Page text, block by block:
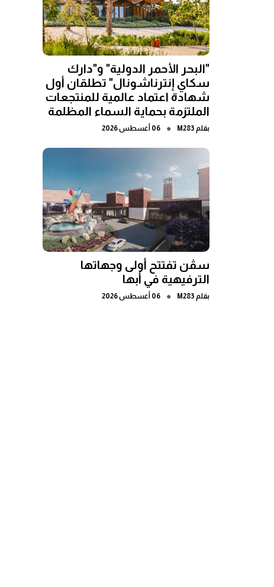
"البحر الأحمر الدولية" و"دارك
سكاي إنترناشونال" تطلقان أول
شهادة اعتماد عالمية للمنتجعات
الملتزمة بحماية السماء المظلمة
بقلم M283
● 06 أغسطس 2026
سڤن تفتتح أولى وجهاتها
الترفيهية في أبها
بقلم M283
● 06 أغسطس 2026